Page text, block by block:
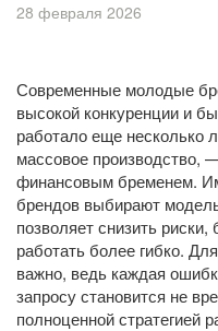
28 февраля 2026
Современные молодые
высокой конкуренции и
работало еще
массовое производство,
финансовым бременем.
брендов выбирают
позволяет снизить
работать более гибко.
важно, ведь каждая
запросу становится не
полноценной стратегией